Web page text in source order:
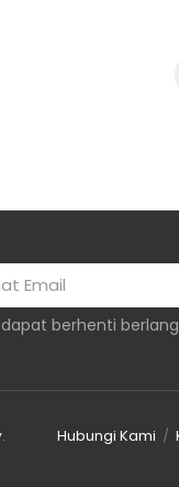
berhenti
Hubungi Kami
.